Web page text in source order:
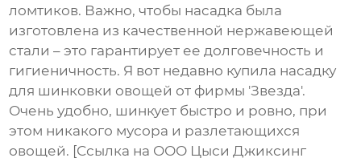
ломтиков. Важно, чтобы насадка была
изготовлена из качественной нержавеющей
стали – это гарантирует ее долговечность и
гигиеничность. Я вот недавно купила насадку
для шинковки овощей от фирмы 'Звезда'.
Очень удобно, шинкует быстро и ровно, при
этом никакого мусора и разлетающихся
овощей. [Ссылка на ООО Цыси Джиксинг